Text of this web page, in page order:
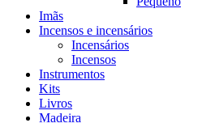
Imãs
Incensos e incensários
Incensários
Incensos
Instrumentos
Kits
Livros
Madeira